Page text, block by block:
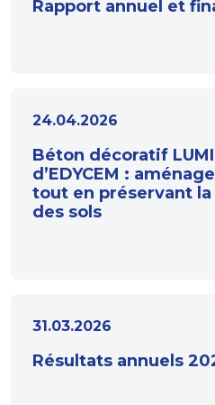
Rapport annuel et
24.04.2026
Béton décoratif
d’EDYCEM :
tout en préservant
des sols
31.03.2026
Résultats annuels